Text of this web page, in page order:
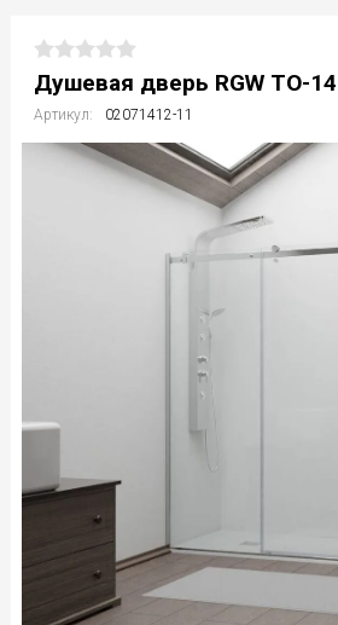
Душевая дверь RGW TO-14
Артикул: 02071412-11